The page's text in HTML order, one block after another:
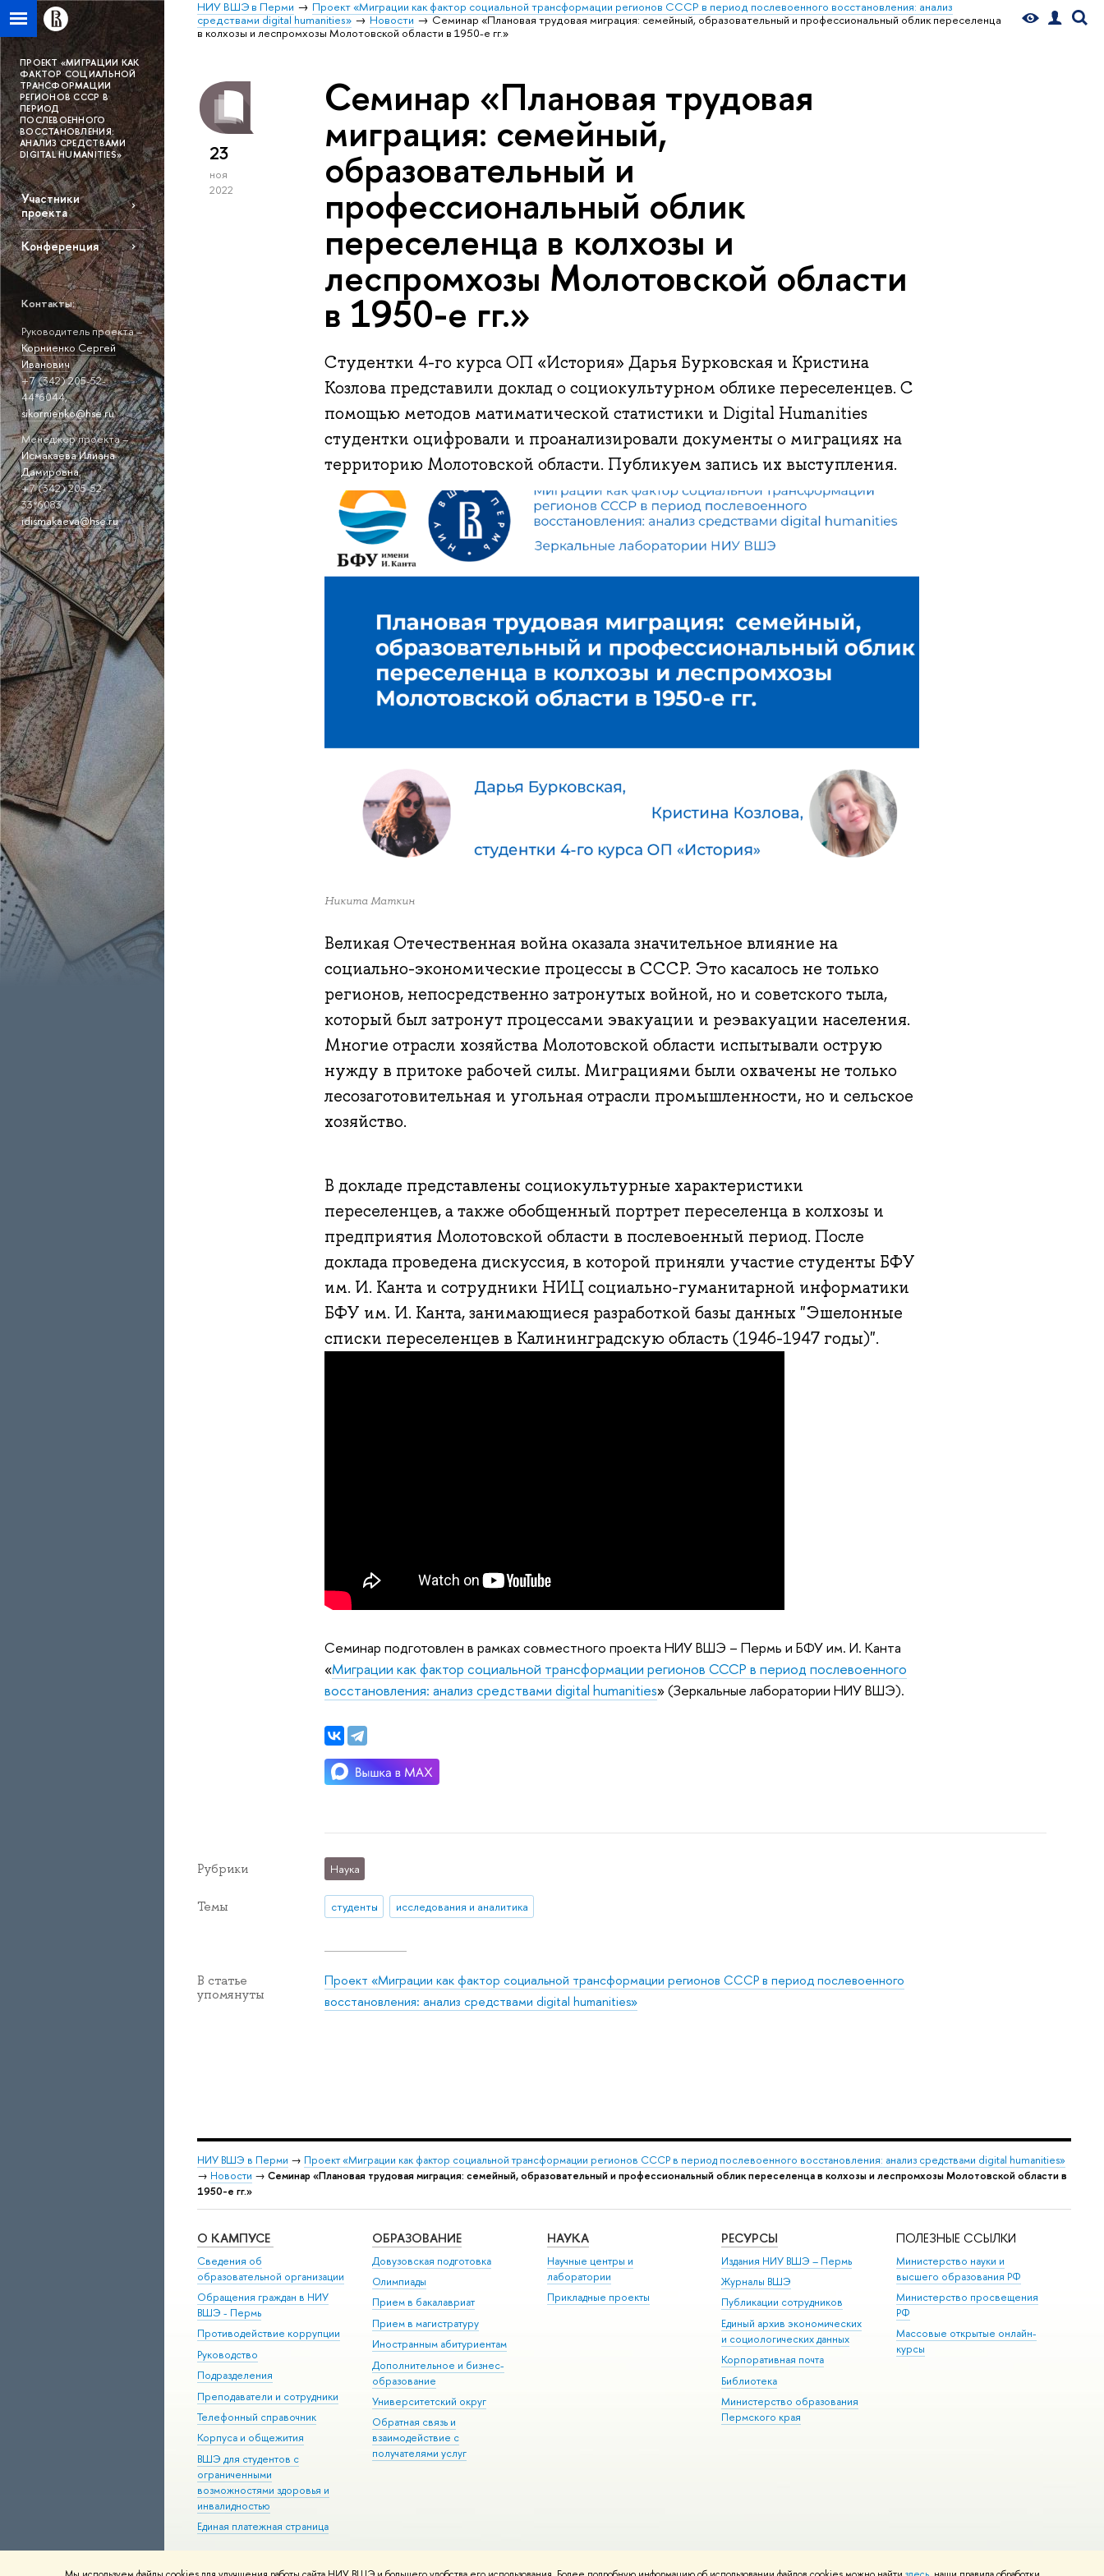
НИУ ВШЭ в Перми
Проект «Миграции как фактор социальной трансформации регионов СССР в период послевоенного восстановления: анализ
средствами digital humanities»
Новости
Семинар «Плановая трудовая миграция: семейный, образовательный и профессиональный облик переселенца
в колхозы и леспромхозы Молотовской области в 1950-е гг.»
ПРОЕКТ «МИГРАЦИИ КАК
ФАКТОР СОЦИАЛЬНОЙ
ТРАНСФОРМАЦИИ
РЕГИОНОВ СССР В
ПЕРИОД
ПОСЛЕВОЕННОГО
ВОССТАНОВЛЕНИЯ:
АНАЛИЗ СРЕДСТВАМИ
DIGITAL HUMANITIES»
Участники
проекта
Конференция
Контакты:
Руководитель проекта –
Корниенко Сергей
Иванович
+7 (342) 205-52-
44*6044,
sikornienko@hse.ru
Менеджер проекта –
Исмакаева Илиана
Дамировна,
+7 (342) 205-52-
33*6083
idismakaeva@hse.ru
23
ноя
2022
Семинар «Плановая трудовая
миграция: семейный,
образовательный и
профессиональный облик
переселенца в колхозы и
леспромхозы Молотовской области
в 1950-е гг.»
Студентки 4-го курса ОП «История» Дарья Бурковская и Кристина
Козлова представили доклад о социокультурном облике переселенцев. С
помощью методов матиматической статистики и Digital Humanities
студентки оцифровали и проанализировали документы о миграциях на
территорию Молотовской области. Публикуем запись их выступления.
Никита Маткин
Великая Отечественная война оказала значительное влияние на
социально-экономические процессы в СССР. Это касалось не только
регионов, непосредственно затронутых войной, но и советского тыла,
который был затронут процессами эвакуации и реэвакуации населения.
Многие отрасли хозяйства Молотовской области испытывали острую
нужду в притоке рабочей силы. Миграциями были охвачены не только
лесозаготовительная и угольная отрасли промышленности, но и сельское
хозяйство.
В докладе представлены социокультурные характеристики
переселенцев, а также обобщенный портрет переселенца в колхозы и
предприятия Молотовской области в послевоенный период. После
доклада проведена дискуссия, в которой приняли участие студенты БФУ
им. И. Канта и сотрудники НИЦ социально-гуманитарной информатики
БФУ им. И. Канта, занимающиеся разработкой базы данных "Эшелонные
списки переселенцев в Калининградскую область (1946-1947 годы)".
Семинар подготовлен в рамках совместного проекта НИУ ВШЭ – Пермь и БФУ им. И. Канта
«Миграции как фактор социальной трансформации регионов СССР в период послевоенного
восстановления: анализ средствами digital humanities» (Зеркальные лаборатории НИУ ВШЭ).
Рубрики Наука
Темы студенты исследования и аналитика
В статье
упомянуты
Проект «Миграции как фактор социальной трансформации регионов СССР в период послевоенного
восстановления: анализ средствами digital humanities»
НИУ ВШЭ в Перми → Проект «Миграции как фактор социальной трансформации регионов СССР в период послевоенного восстановления: анализ средствами digital humanities»
→ Новости → Семинар «Плановая трудовая миграция: семейный, образовательный и профессиональный облик переселенца в колхозы и леспромхозы Молотовской области в
1950-е гг.»
О КАМПУСЕ
Сведения об
образовательной организации
Обращения граждан в НИУ
ВШЭ - Пермь
Противодействие коррупции
Руководство
Подразделения
Преподаватели и сотрудники
Телефонный справочник
Корпуса и общежития
ВШЭ для студентов с
ограниченными
возможностями здоровья и
инвалидностью
Единая платежная страница
ОБРАЗОВАНИЕ
Довузовская подготовка
Олимпиады
Прием в бакалавриат
Прием в магистратуру
Иностранным абитуриентам
Дополнительное и бизнес-
образование
Университетский округ
Обратная связь и
взаимодействие с
получателями услуг
НАУКА
Научные центры и
лаборатории
Прикладные проекты
РЕСУРСЫ
Издания НИУ ВШЭ ­– Пермь
Журналы ВШЭ
Публикации сотрудников
Единый архив экономических
и социологических данных
Корпоративная почта
Библиотека
Министерство образования
Пермского края
ПОЛЕЗНЫЕ ССЫЛКИ
Министерство науки и
высшего образования РФ
Министерство просвещения
РФ
Массовые открытые онлайн-
курсы